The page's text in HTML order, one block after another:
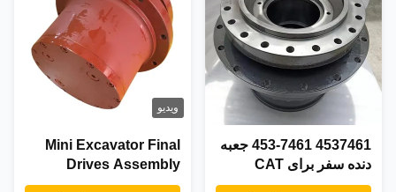
4537461 453-7461 جعبه
دنده سفر برای CAT
E336F هایدرولیک
ویدیو
Mini Excavator Final
Drives Assembly
Hitachi ZAX50U Final